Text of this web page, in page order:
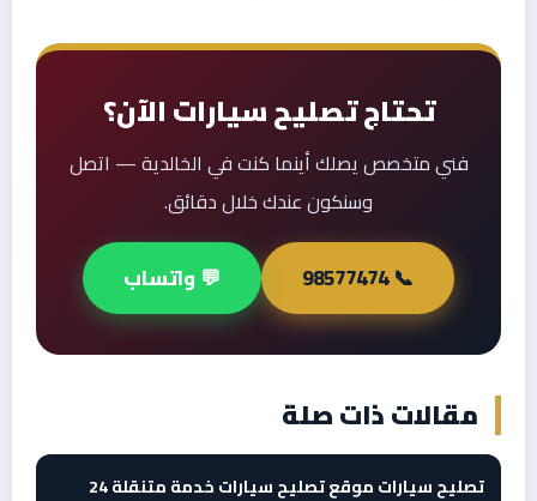
تحتاج تصليح سيارات الآن؟
فني متخصص يصلك أينما كنت في الخالدية — اتصل
وسنكون عندك خلال دقائق.
📞 98577474 💬 واتساب
مقالات ذات صلة
تصليح سيارات موقع تصليح سيارات خدمة متنقلة 24